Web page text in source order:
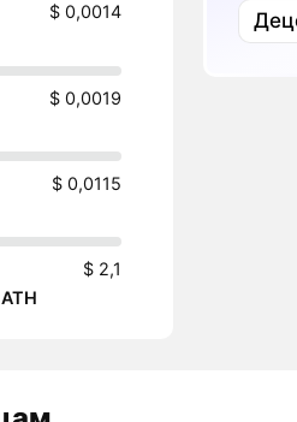
$ 0,0014
$ 0,0019
$ 0,0115
$ 2,1